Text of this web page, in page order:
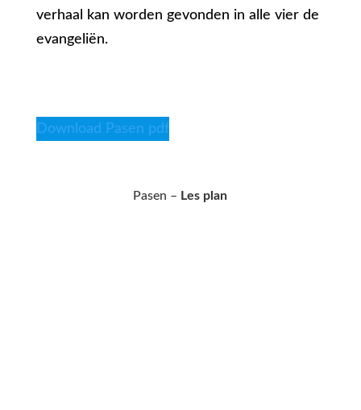
verhaal kan worden gevonden in alle vier de
evangeliën.
Download Pasen pdf
Pasen – Les plan